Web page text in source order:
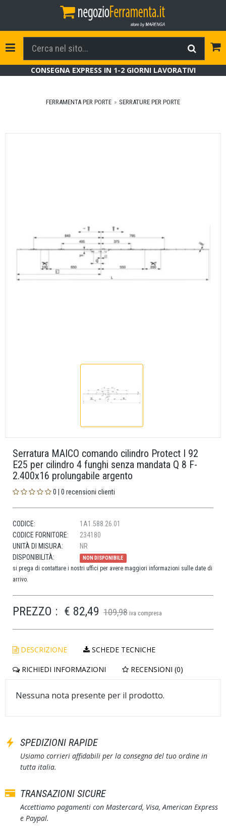
Toggle Navigation
CONSEGNA EXPRESS IN 1-2 GIORNI LAVORATIVI
FERRAMENTA PER PORTE SERRATURE PER PORTE
Serratura MAICO comando cilindro Protect I 92
E25 per cilindro 4 funghi senza mandata Q 8 F-
2.400x16 prolungabile argento
0 | 0 recensioni clienti
CODICE:
1A1.588.26.01
CODICE FORNITORE:
234180
UNITÀ DI MISURA:
NR
DISPONIBILITÀ:
NON DISPONIBILE
si prega di contattare i nostri uffici per avere maggiori informazioni sulle date di
arrivo.
PREZZO : € 82,49 109,98 iva compresa
DESCRIZIONE SCHEDE TECNICHE
RICHIEDI INFORMAZIONI RECENSIONI (0)
Nessuna nota presente per il prodotto.
SPEDIZIONI RAPIDE
Usiamo corrieri affidabili per la consegna del tuo ordine in
tutta italia.
TRANSAZIONI SICURE
Accettiamo pagamenti con Mastercard, Visa, American Express
e Paypal.